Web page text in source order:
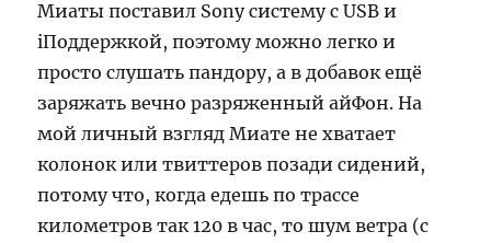
Миаты поставил Sony систему с USB и
iПоддержкой, поэтому можно легко и
просто слушать пандору, а в добавок ещё
заряжать вечно разряженный айФон. На
мой личный взгляд Миате не хватает
колонок или твиттеров позади сидений,
потому что, когда едешь по трассе
километров так 120 в час, то шум ветра (с